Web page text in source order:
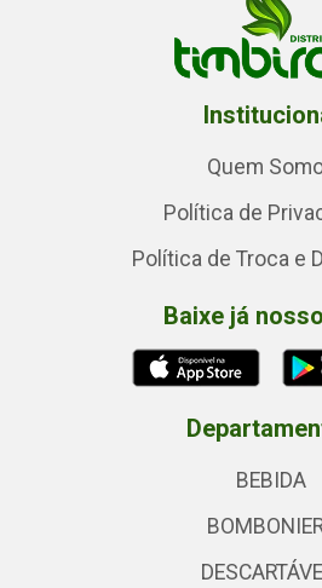
Quem
Política de
Política de Troca e
Baixe já
BEBIDA